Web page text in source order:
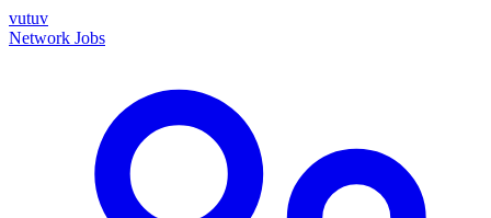
vutuv
Network Jobs